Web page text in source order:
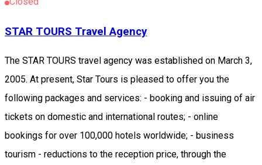
STAR TOURS Travel Agency
The STAR TOURS travel agency was established on March 3,
2005. At present, Star Tours is pleased to offer you the
following packages and services: - booking and issuing of air
tickets on domestic and international routes; - online
bookings for over 100,000 hotels worldwide; - business
tourism - reductions to the reception price, through the